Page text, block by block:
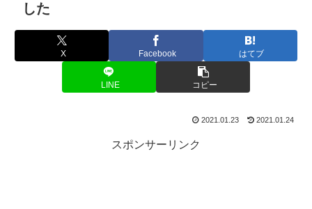
した
X Facebook はてブ
LINE コピー
2021.01.23 2021.01.24
スポンサーリンク